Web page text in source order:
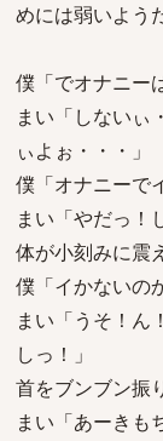
めには弱いようだ
僕「でオナニー
まい「しないぃ
ぃよぉ・・・」
僕「オナニーで
まい「やだっ！
体が小刻みに震
僕「イかないの
まい「うそ！ん
しっ！」
首をブンブン振
まい「あーきも